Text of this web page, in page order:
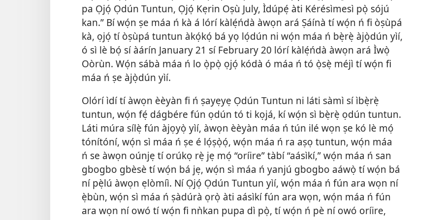
pa Ọjọ́ Ọdún Tuntun, Ọjọ́ Kẹrin Oṣù July, Ìdúpẹ́ àti Kérésìmesì pọ̀ sójú
kan.” Bí wọ́n ṣe máa ń kà á lórí kàlẹ́ńdà àwọn ará Ṣáínà tí wọ́n ń fi òṣùpá
kà, ọjọ́ tí òṣùpá tuntun àkọ́kọ́ bá yọ lọ́dún ni wọ́n máa ń bẹ̀rẹ̀ àjọ̀dún yìí,
ó sì lè bọ́ sí àárín January 21 sí February 20 lórí kàlẹ́ńdà àwọn ará Ìwọ̀
Oòrùn. Wọ́n sábà máa ń lo ọ̀pọ̀ ọjọ́ kódà ó máa ń tó ọ̀sẹ̀ méjì tí wọ́n fi
máa ń ṣe àjọ̀dún yìí.
Olórí ìdí tí àwọn èèyàn fi ń ṣayẹyẹ Ọdún Tuntun ni láti sàmì sí ìbẹ̀rẹ̀
tuntun, wọ́n fẹ́ dágbére fún ọdún tó ti kọjá, kí wọ́n sì bẹ̀rẹ̀ ọdún tuntun.
Láti múra sílẹ̀ fún àjọyọ̀ yìí, àwọn èèyàn máa ń tún ilé wọn ṣe kó lè mọ́
tónítóní, wọ́n sì máa ń ṣe é lọ́ṣọ̀ọ́, wọ́n máa ń ra aṣọ tuntun, wọ́n máa
ń se àwọn oúnjẹ tí orúkọ rẹ̀ jẹ mọ́ “oríire” tàbí “aásìkí,” wọ́n máa ń san
gbogbo gbèsè tí wọ́n bá jẹ, wọ́n sì máa ń yanjú gbogbo aáwọ̀ tí wọ́n bá
ní pẹ̀lú àwọn ẹlòmíì. Ní Ọjọ́ Ọdún Tuntun yìí, wọ́n máa ń fún ara wọn ní
ẹ̀bùn, wọ́n sì máa ń ṣàdúrà ọrọ̀ àti aásìkí fún ara wọn, wọ́n máa ń fún
ara wọn ní owó tí wọ́n fi nǹkan pupa dì pọ̀, tí wọ́n ń pè ní owó oríire,